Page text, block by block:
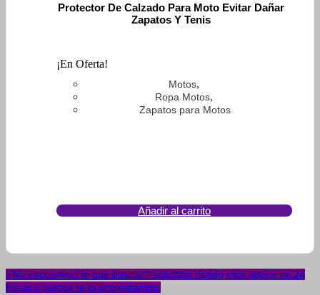
Protector De Calzado Para Moto Evitar Dañar
Zapatos Y Tenis
¡En Oferta!
Motos,
Ropa Motos,
Zapatos para Motos
Añadir al carrito
¿No encuentras lo que buscas? solicítalo dando click aquí y en 24
horas o menos te lo encontramos.